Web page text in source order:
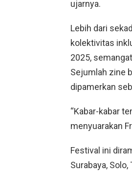
ujarnya.
Lebih dari
kolektivitas
2025,
Sejumlah zine
dipamerkan
“Kabar-kabar
menyuarakan
Festival ini
Surabaya,